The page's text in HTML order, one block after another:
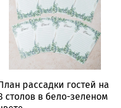
рассадки гостей на
столов в бело-зеленом